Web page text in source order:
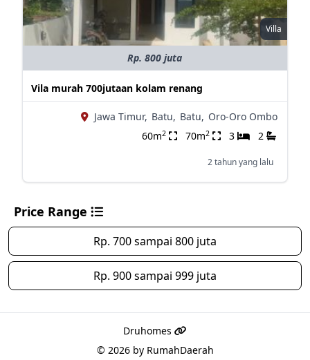
Villa
Rp. 800 juta
Vila murah 700jutaan kolam renang
Jawa Timur, Batu, Batu, Oro-Oro Ombo
60m2 70m2 3 2
2 tahun yang lalu
Price Range
Rp. 700 sampai 800 juta
Rp. 900 sampai 999 juta
Druhomes
© 2026 by RumahDaerah